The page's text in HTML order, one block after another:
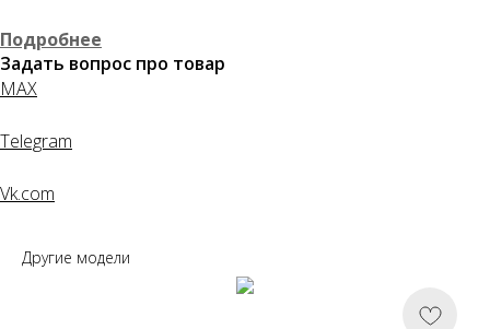
Подробнее
Задать вопрос про товар
MAX
Telegram
Vk.com
Другие модели